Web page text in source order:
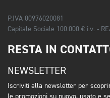
P.IVA 00976020081
Capitale Sociale 100.000 € i.v. -
RESTA IN
NEWSLETTER
Iscriviti alla newsletter per
le promozioni su nuovo, usato e